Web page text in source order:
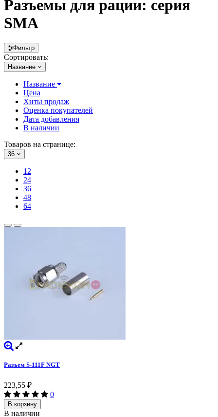
Разъемы для рации: серия
SMA
Фильтр
Сортировать:
Название
Название
Цена
Хиты продаж
Оценка покупателей
Дата добавления
В наличии
Товаров на странице:
36
12
24
36
48
64
Разъем S-111F NGT
223,55 ₽
0
В корзину
В наличии